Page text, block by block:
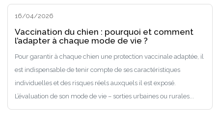
16/04/2026
Vaccination du chien : pourquoi et comment
l’adapter à chaque mode de vie ?
Pour garantir à chaque chien une protection vaccinale adaptée, il
est indispensable de tenir compte de ses caractéristiques
individuelles et des risques réels auxquels il est exposé.
L’évaluation de son mode de vie – sorties urbaines ou rurales...